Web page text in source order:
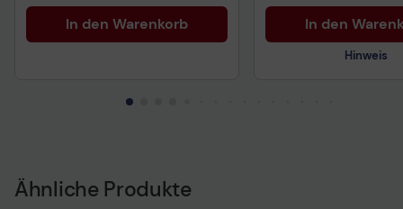
In den Warenkorb In den
Hinweis
Ähnliche Produkte